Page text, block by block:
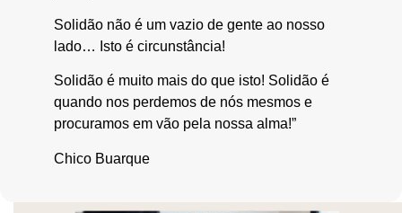
Solidão não é um vazio de gente ao nosso
lado… Isto é circunstância!
Solidão é muito mais do que isto! Solidão é
quando nos perdemos de nós mesmos e
procuramos em vão pela nossa alma!”
Chico Buarque